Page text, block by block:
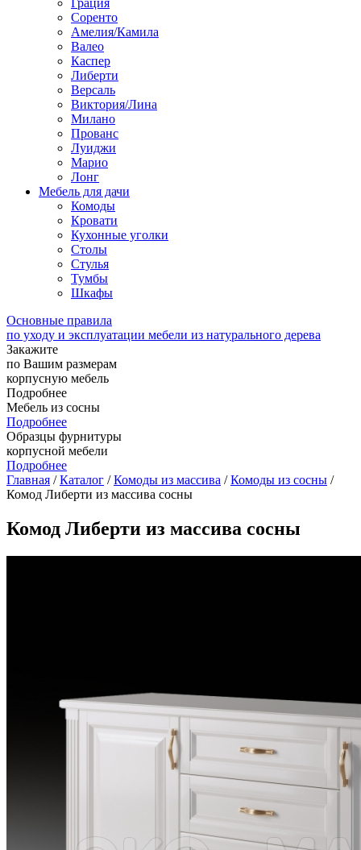
Грация
Соренто
Амелия/Камила
Валео
Каспер
Либерти
Версаль
Виктория/Лина
Милано
Прованс
Луиджи
Марио
Лонг
Мебель для дачи
Комоды
Кровати
Кухонные уголки
Столы
Стулья
Тумбы
Шкафы
Основные правила
по уходу и эксплуатации мебели из натурального дерева
Закажите
по Вашим размерам
корпусную мебель
Подробнее
Мебель из сосны
Подробнее
Образцы фурнитуры
корпусной мебели
Подробнее
Главная /Каталог /Комоды из массива /Комоды из сосны /
Комод Либерти из массива сосны
Комод Либерти из массива сосны